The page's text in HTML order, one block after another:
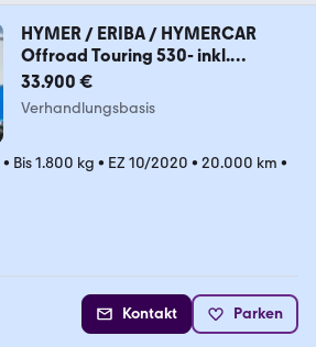
HYMER / ERIBA / HYMERCAR
Offroad Touring 530- inkl.
Offroad Umbau!!
33.900 €
Verhandlungsbasis
• Bis 1.800 kg • EZ 10/2020 • 20.000 km •
Kontakt Parken